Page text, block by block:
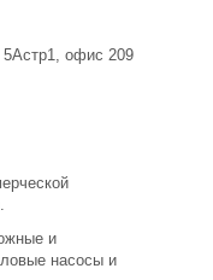
офис 209
и
насосы и